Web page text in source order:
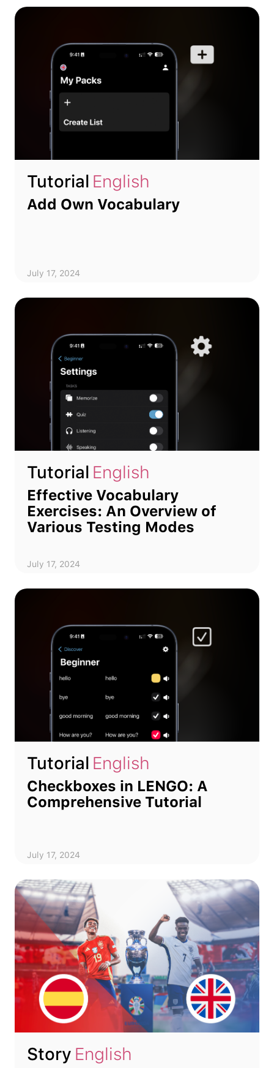
Tutorial English
Add Own Vocabulary
July 17, 2024
Tutorial English
Effective Vocabulary
Exercises: An Overview of
Various Testing Modes
July 17, 2024
Tutorial English
Checkboxes in LENGO: A
Comprehensive Tutorial
July 17, 2024
Story English